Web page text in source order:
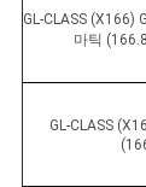
GL-CLASS (X166)
마틱
GL-CLASS